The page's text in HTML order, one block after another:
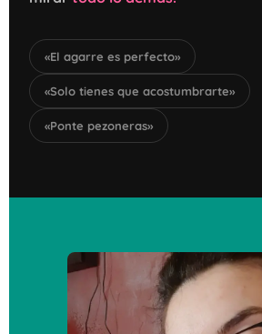
«El agarre es perfecto»
«Solo tienes que acostumbrarte»
«Ponte pezoneras»